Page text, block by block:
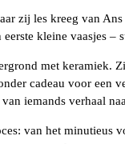
zij les kreeg van
kleine vaasjes
met keramiek.
cadeau voor een
iemands verhaal
van het minutieus